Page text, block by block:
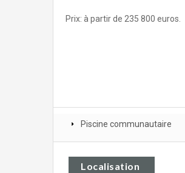
Prix: à partir de 235 800 euros.
Piscine communautaire
Localisation